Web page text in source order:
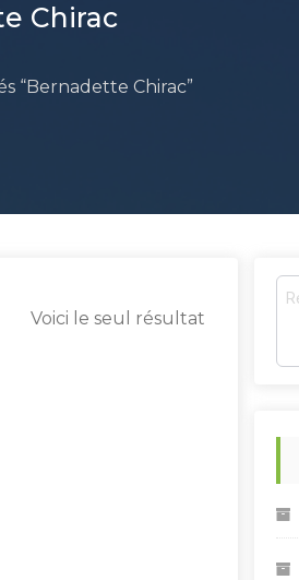
Chirac
“Bernadette Chirac”
Voici le seul résultat
R
e
: